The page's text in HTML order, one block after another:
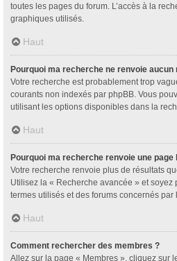
toutes les pages du forum. L’accès à la
graphiques utilisés.
Haut
Pourquoi ma recherche ne renvoie aucun
Votre recherche est probablement trop
courants non indexés par phpBB. Vous
utilisant les options disponibles dans la
Haut
Pourquoi ma recherche renvoie une page
Votre recherche renvoie plus de résultats
Utilisez la « Recherche avancée » et
termes utilisés et des forums concernés par
Haut
Comment rechercher des membres ?
Allez sur la page « Membres », cliquez sur